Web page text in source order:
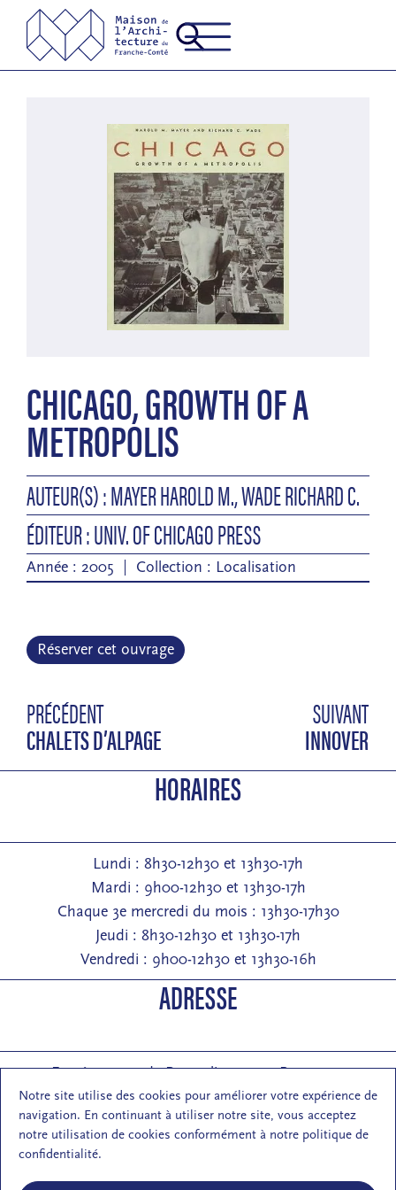
Notre site utilise des cookies pour améliorer votre expérience de
navigation. En continuant à utiliser notre site, vous acceptez
notre utilisation de cookies conformément à notre politique de
confidentialité.
CHICAGO, GROWTH OF A
METROPOLIS
AUTEUR(S) : MAYER HAROLD M., WADE RICHARD C.
ÉDITEUR : UNIV. OF CHICAGO PRESS
Année : 2005 Collection : Localisation
Réserver cet ouvrage
PRÉCÉDENT
CHALETS D’ALPAGE
SUIVANT
INNOVER
HORAIRES
Lundi : 8h30-12h30 et 13h30-17h
Mardi : 9h00-12h30 et 13h30-17h
Chaque 3e mercredi du mois : 13h30-17h30
Jeudi : 8h30-12h30 et 13h30-17h
Vendredi : 9h00-12h30 et 13h30-16h
ADRESSE
Entrée : 2 rue de Pontarlier 25000 Besançon
Courrier : 1 rue des Martelots 25000 Besançon
E-mail : contact (at) maisondelarchi-fc.fr